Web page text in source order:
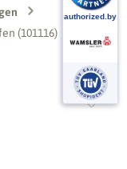
(101116)